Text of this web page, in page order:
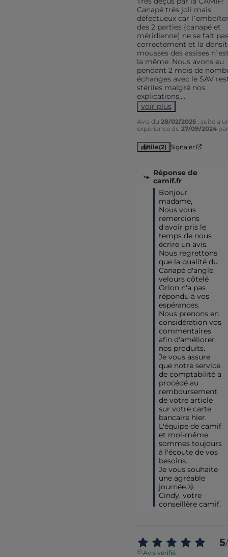
Canapé très joli mais
défectueux car
des 2 parties (canapé et
méridienne) ne se fait pas
correctement et la
mousses des assises
la même. Nous avons eu
pendant 2 mois de
échanges avec le SAV
stériles malgré nos
explications,...
voir plus
Avis du 28/02/2025
, suite à
expérience du 27/09/2024
Utile(2) Signaler
Réponse de
camif.fr
Bonjour
madame,
Nous vous
remercions
d'avoir pris le
temps de nous
écrire un avis.
Nous regrettons
que la qualité du
Canapé d'angle
velours côtelé
Orion n'a pas
répondu à vos
espérances.
Nous prenons en
considération vos
commentaires
afin d'améliorer
nos produits.
Je vous assure
que notre service
de comptabilité a
procédé au
remboursement
de votre article
sur votre carte
bancaire hier.
L'équipe de camif
et moi-même
sommes toujours
à l'écoute de vos
besoins.
Je vous souhaite
une agréable
journée.🌞
Cindy, votre
conseillère camif.
5/
Avis vérifié